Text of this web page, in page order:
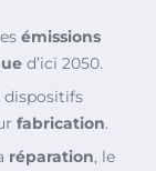
émissions
d’ici 2050.
dispositifs
fabrication.
réparation, le